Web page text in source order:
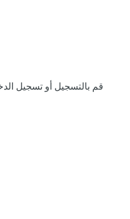
قم بالتسجيل أو تسجيل